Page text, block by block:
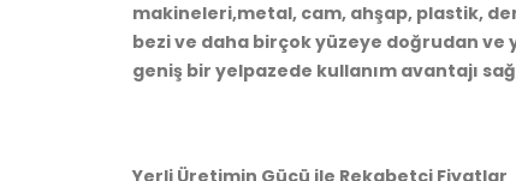
makineleri,metal, cam, ahşap, plastik,
bezi ve daha birçok yüzeye doğrudan
geniş bir yelpazede kullanım avantajı